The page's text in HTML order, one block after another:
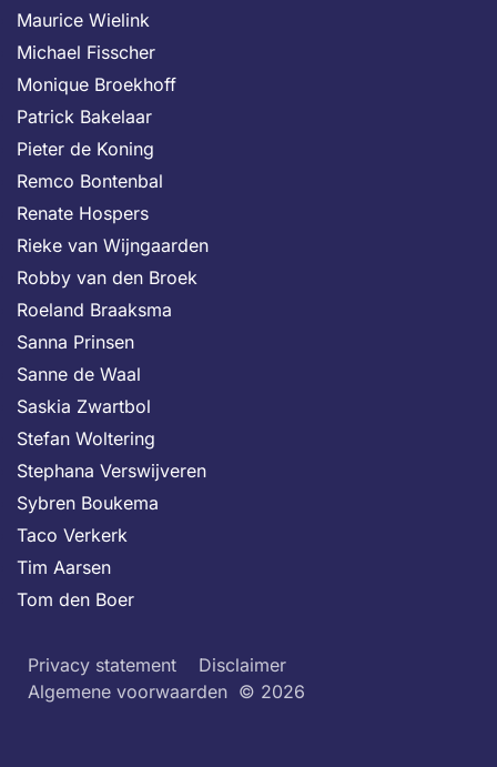
Maurice Wielink
Michael Fisscher
Monique Broekhoff
Patrick Bakelaar
Pieter de Koning
Remco Bontenbal
Renate Hospers
Rieke van Wijngaarden
Robby van den Broek
Roeland Braaksma
Sanna Prinsen
Sanne de Waal
Saskia Zwartbol
Stefan Woltering
Stephana Verswijveren
Sybren Boukema
Taco Verkerk
Tim Aarsen
Tom den Boer
Privacy statement
Disclaimer
Algemene voorwaarden © 2026